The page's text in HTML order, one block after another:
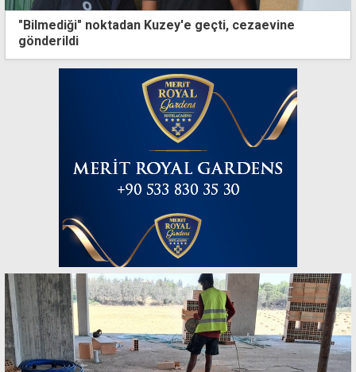
"Bilmediği" noktadan Kuzey'e geçti, cezaevine
gönderildi